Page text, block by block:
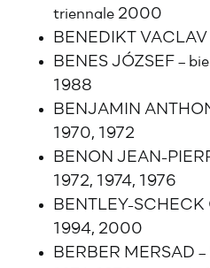
triennale 2000
BENEDIKT VACLAV
BENES JÓZSEF –
1988
BENJAMIN
1970, 1972
BENON JEAN-
1972, 1974, 1976
BENTLEY-SCHECK
1994, 2000
BERBER MERSAD –